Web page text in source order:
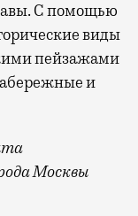
С помощью
виды
пейзажами
и
Москвы